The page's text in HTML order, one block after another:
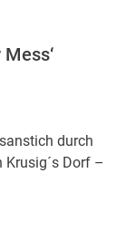
durch
Krusig´s Dorf –